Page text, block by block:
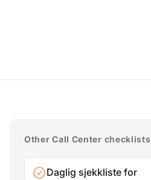
Other Call Center checklists
Daglig sjekkliste for